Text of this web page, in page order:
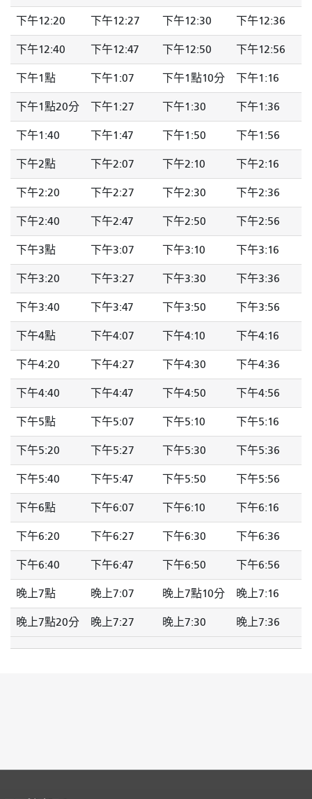
下午12:20 下午12:27 下午12:30 下午12:36
下午12:40 下午12:47 下午12:50 下午12:56
下午1點 下午1:07 下午1點10分 下午1:16
下午1點20分 下午1:27 下午1:30 下午1:36
下午1:40 下午1:47 下午1:50 下午1:56
下午2點 下午2:07 下午2:10 下午2:16
下午2:20 下午2:27 下午2:30 下午2:36
下午2:40 下午2:47 下午2:50 下午2:56
下午3點 下午3:07 下午3:10 下午3:16
下午3:20 下午3:27 下午3:30 下午3:36
下午3:40 下午3:47 下午3:50 下午3:56
下午4點 下午4:07 下午4:10 下午4:16
下午4:20 下午4:27 下午4:30 下午4:36
下午4:40 下午4:47 下午4:50 下午4:56
下午5點 下午5:07 下午5:10 下午5:16
下午5:20 下午5:27 下午5:30 下午5:36
下午5:40 下午5:47 下午5:50 下午5:56
下午6點 下午6:07 下午6:10 下午6:16
下午6:20 下午6:27 下午6:30 下午6:36
下午6:40 下午6:47 下午6:50 下午6:56
晚上7點 晚上7:07 晚上7點10分 晚上7:16
晚上7點20分 晚上7:27 晚上7:30 晚上7:36